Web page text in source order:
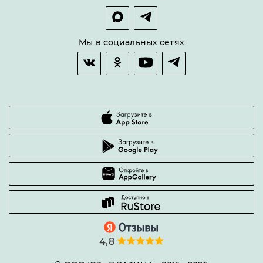
Гарантии качества
Часто задаваемые вопросы
Мы в социальных сетях
4,8